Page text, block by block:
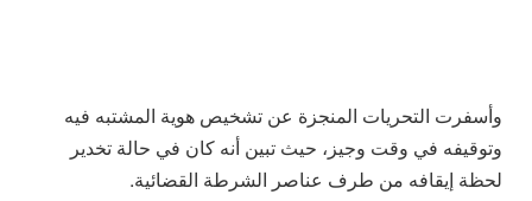
وأسفرت التحريات المنجزة عن تشخيص هوية المشتبه فيه
وتوقيفه في وقت وجيز، حيث تبين أنه كان في حالة تخدير
لحظة إيقافه من طرف عناصر الشرطة القضائية.